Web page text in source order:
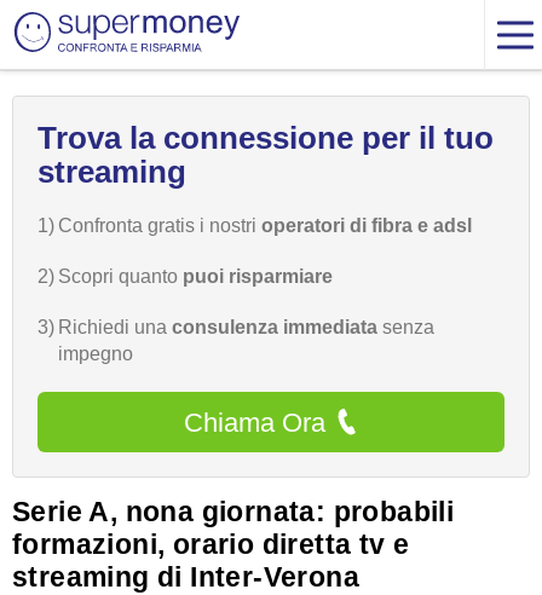
Trova la connessione per il tuo
streaming
1) Confronta gratis i nostri operatori di fibra e adsl
2) Scopri quanto puoi risparmiare
3) Richiedi una consulenza immediata senza
impegno
Chiama Ora
Serie A, nona giornata: probabili
formazioni, orario diretta tv e
streaming di Inter-Verona